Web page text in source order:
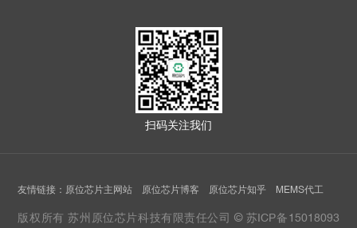
扫码关注我们
友情链接： 原位芯片主网站 原位芯片博客 原位芯片知乎 MEMS代工
版权所有 苏州原位芯片科技有限责任公司 © 苏ICP备15018093